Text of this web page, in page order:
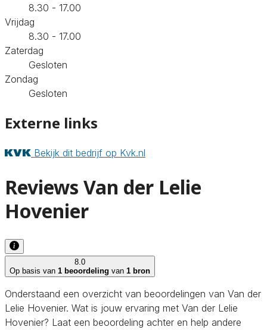
8.30 - 17.00
Vrijdag
8.30 - 17.00
Zaterdag
Gesloten
Zondag
Gesloten
Externe links
Bekijk dit bedrijf op Kvk.nl
Reviews Van der Lelie
Hovenier
8.0
Op basis van 1 beoordeling van 1 bron
Onderstaand een overzicht van beoordelingen van Van der
Lelie Hovenier. Wat is jouw ervaring met Van der Lelie
Hovenier? Laat een beoordeling achter en help andere